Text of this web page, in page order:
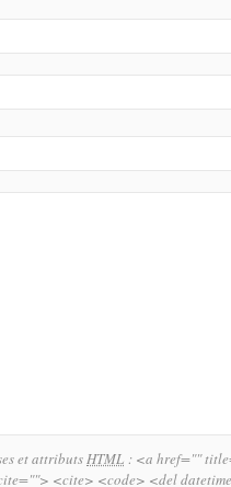
et attributsHTML : <a href=""
<cite> <code> <del